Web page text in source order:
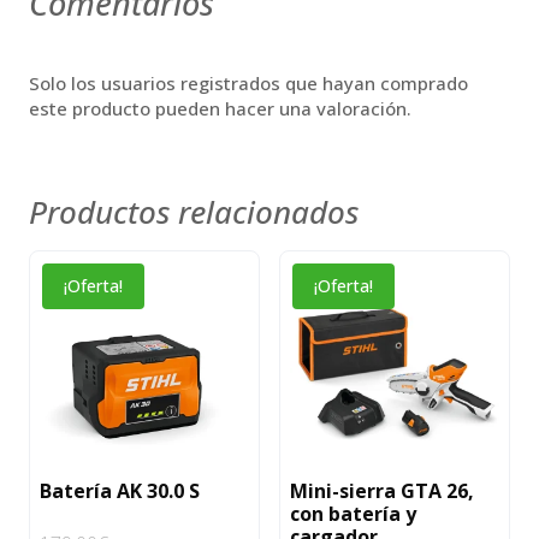
Solo los usuarios registrados que hayan comprado
este producto pueden hacer una valoración.
Productos relacionados
¡Oferta!
Batería AK 30.0 S
¡Oferta!
Mini-sierra GTA 26,
con batería y